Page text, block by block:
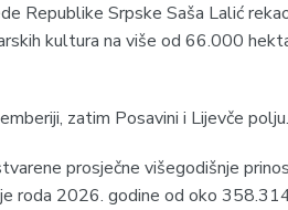
Republike Srpske Saša Lalić
kultura na više od 66.000
zatim Posavini i Lijevče polju.
prosječne višegodišnje
roda 2026. godine od oko